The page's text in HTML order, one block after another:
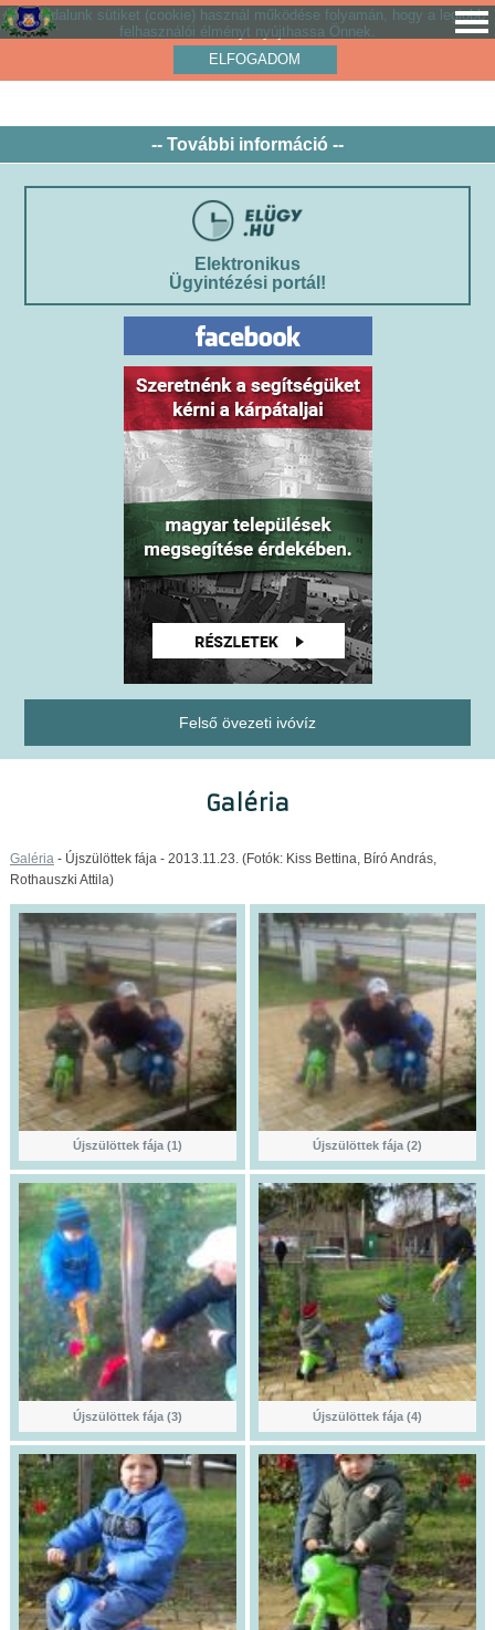
Weboldalunk sütiket (cookie) használ működése folyamán, hogy a legjobb
felhasználói élményt nyújthassa Önnek.
ELFOGADOM
-- További információ --
Elektronikus
Ügyintézési portál!
Felső övezeti ivóvíz
Galéria
Galéria - Újszülöttek fája - 2013.11.23. (Fotók: Kiss Bettina, Bíró András,
Rothauszki Attila)
Újszülöttek fája (1) Újszülöttek fája (2)
Újszülöttek fája (3) Újszülöttek fája (4)